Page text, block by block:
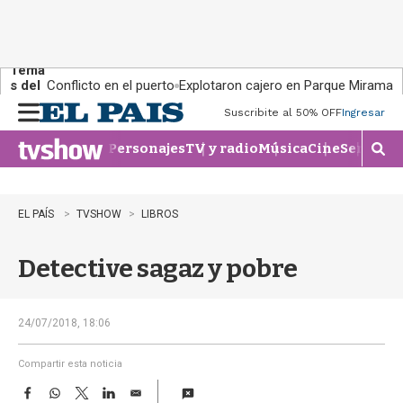
Tema
s del
día:
Conflicto en el puerto Explotaron cajero en Parque Miramar
n
u
Suscribite al 50% OFFIngresar
PersonajesTV y radioMúsicaCineSeries
M
o
EL PAÍS TVSHOW LIBROS
Detective sagaz y pobre
24/07/2018, 18:06
Compartir esta noticia
F
W
T
L
E